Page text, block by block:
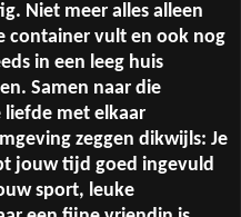
Niet meer alles alleen
container vult en ook nog
in een leeg huis
Samen naar die
liefde met elkaar
zeggen dikwijls: Je
jouw tijd goed ingevuld
sport, leuke